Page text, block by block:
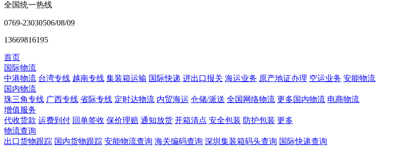
全国统一热线
0769-23030506/08/09
13669816195
首页
国际物流
中港物流 台湾专线 越南专线 集装箱运输 国际快递 进出口报关 海运业务 原产地证办理 空运业务 安能物流
国内物流
珠三角专线 广西专线 省际专线 定时达物流 内贸海运 仓储/派送 全国网络物流 更多国内物流 电商物流
增值服务
代收货款 运费到付 回单签收 保价理赔 通知放货 开箱清点 安全包装 防护包装 更多
物流查询
出口货物跟踪 国内货物跟踪 安能物流查询 海关编码查询 深圳集装箱码头查询 国际快递查询